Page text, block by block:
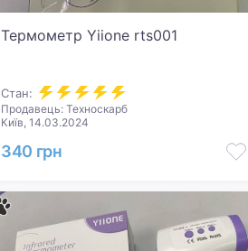
Термометр Yiione rts001
Стан:
Продавець: Техноскарб
Київ, 14.03.2024
340 грн